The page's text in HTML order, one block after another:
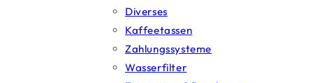
Diverses
Kaffeetassen
Zahlungssysteme
Wasserfilter